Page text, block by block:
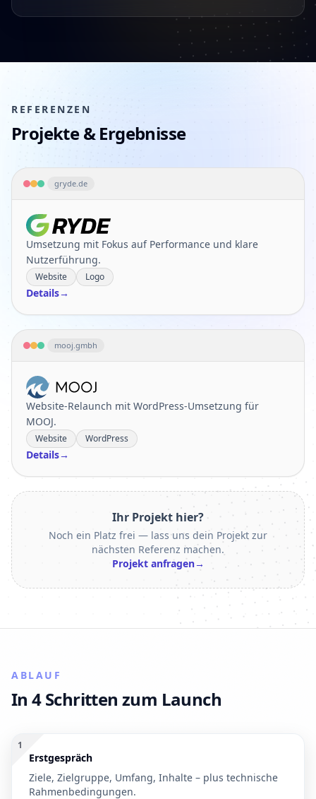
REFERENZEN
Projekte & Ergebnisse
gryde.de
GRYDE
Umsetzung mit Fokus auf Performance und klare
Nutzerführung.
Website Logo
Details→
mooj.gmbh
MOOJ
Website-Relaunch mit WordPress-Umsetzung für
MOOJ.
Website WordPress
Details→
Ihr Projekt hier?
Noch ein Platz frei — lass uns dein Projekt zur
nächsten Referenz machen.
Projekt anfragen→
ABLAUF
In 4 Schritten zum Launch
1
Erstgespräch
Ziele, Zielgruppe, Umfang, Inhalte – plus technische
Rahmenbedingungen.